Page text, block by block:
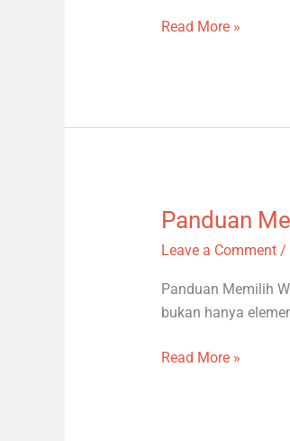
Ukuran
Read More »
Panduan
Leave a Comment /
Panduan Memilih
bukan hanya
Panduan
Canopy
Kain
Read More »